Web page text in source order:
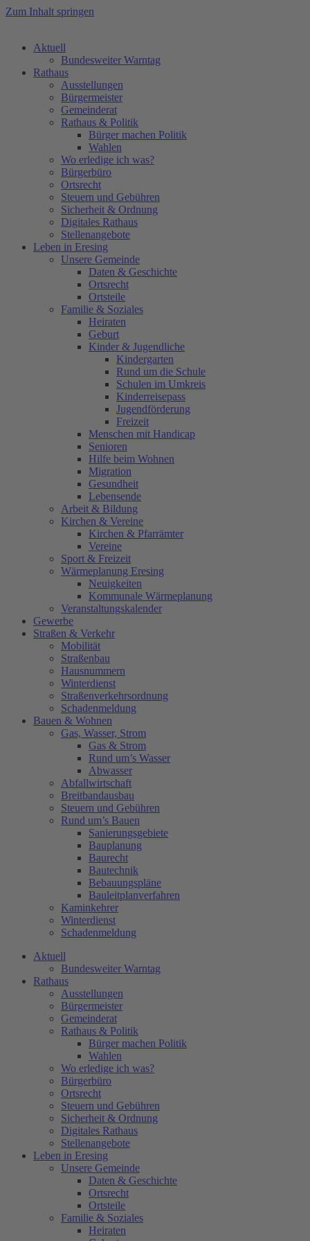
Zum Inhalt springen
Aktuell
Bundesweiter Warntag
Rathaus
Ausstellungen
Bürgermeister
Gemeinderat
Rathaus & Politik
Bürger machen Politik
Wahlen
Wo erledige ich was?
Bürgerbüro
Ortsrecht
Steuern und Gebühren
Sicherheit & Ordnung
Digitales Rathaus
Stellenangebote
Leben in Eresing
Unsere Gemeinde
Daten & Geschichte
Ortsrecht
Ortsteile
Familie & Soziales
Heiraten
Geburt
Kinder & Jugendliche
Kindergarten
Rund um die Schule
Schulen im Umkreis
Kinderreisepass
Jugendförderung
Freizeit
Menschen mit Handicap
Senioren
Hilfe beim Wohnen
Migration
Gesundheit
Lebensende
Arbeit & Bildung
Kirchen & Vereine
Kirchen & Pfarrämter
Vereine
Sport & Freizeit
Wärmeplanung Eresing
Neuigkeiten
Kommunale Wärmeplanung
Veranstaltungskalender
Gewerbe
Straßen & Verkehr
Mobilität
Straßenbau
Hausnummern
Winterdienst
Straßenverkehrsordnung
Schadenmeldung
Bauen & Wohnen
Gas, Wasser, Strom
Gas & Strom
Rund um’s Wasser
Abwasser
Abfallwirtschaft
Breitbandausbau
Steuern und Gebühren
Rund um’s Bauen
Sanierungsgebiete
Bauplanung
Baurecht
Bautechnik
Bebauungspläne
Bauleitplanverfahren
Kaminkehrer
Winterdienst
Schadenmeldung
Aktuell
Bundesweiter Warntag
Rathaus
Ausstellungen
Bürgermeister
Gemeinderat
Rathaus & Politik
Bürger machen Politik
Wahlen
Wo erledige ich was?
Bürgerbüro
Ortsrecht
Steuern und Gebühren
Sicherheit & Ordnung
Digitales Rathaus
Stellenangebote
Leben in Eresing
Unsere Gemeinde
Daten & Geschichte
Ortsrecht
Ortsteile
Familie & Soziales
Heiraten